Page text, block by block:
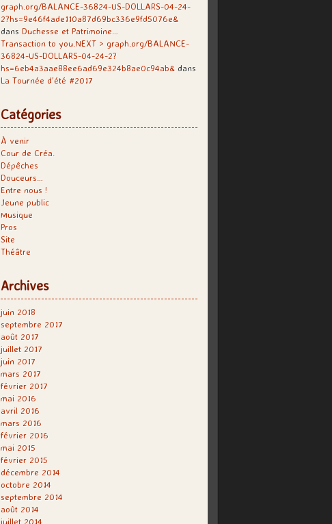
graph.org/BALANCE-36824-US-DOLLARS-04-24-
2?hs=9e46f4ade110a87d69bc336e9fd5076e&
dans Duchesse et Patrimoine…
Transaction to you.NEXT > graph.org/BALANCE-
36824-US-DOLLARS-04-24-2?
hs=6eb4a3aae88ee6ad69e324b8ae0c94ab& dans
La Tournée d’été #2017
Catégories
À venir
Cour de Créa.
Dépêches
Douceurs…
Entre nous !
Jeune public
Musique
Pros
Site
Théâtre
Archives
juin 2018
septembre 2017
août 2017
juillet 2017
juin 2017
mars 2017
février 2017
mai 2016
avril 2016
mars 2016
février 2016
mai 2015
février 2015
décembre 2014
octobre 2014
septembre 2014
août 2014
juillet 2014